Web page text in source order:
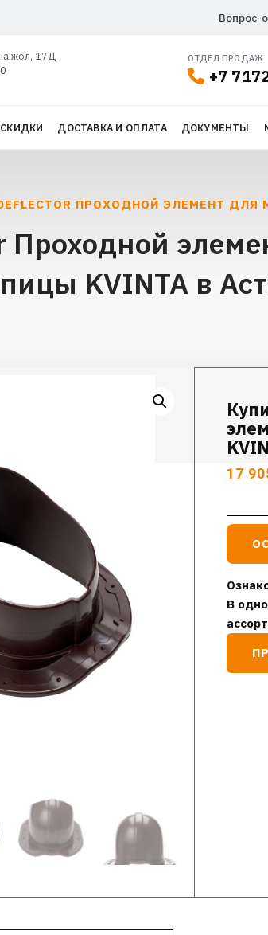
Вопрос-
жол, 17Д
ОТДЕЛ ПРОДАЖ
+7
ДОСТАВКА И ОПЛАТА ДОКУМЕНТЫ
ПРОХОДНОЙ ЭЛЕМЕНТ
Проходной
KVINTA в
17
В